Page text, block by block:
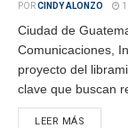
PORCINDY ALONZO
Ciudad de
Comunicaciones,
proyecto del
clave que buscan
LEER MÁS